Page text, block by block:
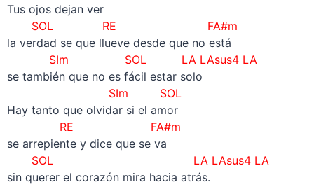
Tus ojos dejan ver
SOL RE FA#m
la verdad se que llueve desde que no está
SIm SOL LA LAsus4 LA
se también que no es fácil estar solo
SIm SOL
Hay tanto que olvidar si el amor
RE FA#m
se arrepiente y dice que se va
SOL LA LAsus4 LA
sin querer el corazón mira hacia atrás.